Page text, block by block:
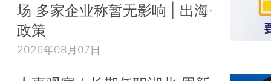
场 多家企业称暂无影响 | 出海·
政策
2026年08月07日